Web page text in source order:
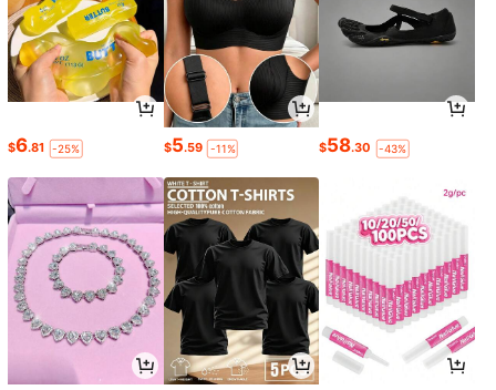
$6.81 -25% $5.59 -11% $58.30 -43%